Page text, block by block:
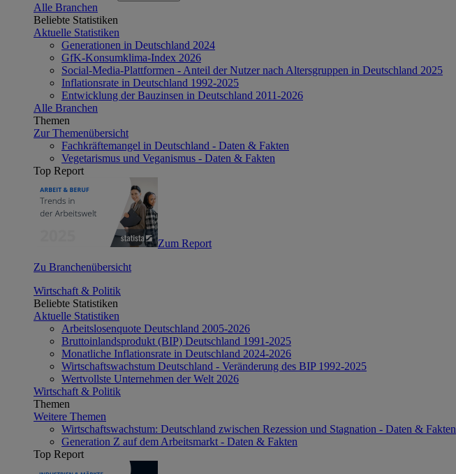
Alle Branchen
Beliebte Statistiken
Aktuelle Statistiken
Generationen in Deutschland 2024
GfK-Konsumklima-Index 2026
Social-Media-Plattformen - Anteil der Nutzer nach Altersgruppen in Deutschland 2025
Inflationsrate in Deutschland 1992-2025
Entwicklung der Bauzinsen in Deutschland 2011-2026
Alle Branchen
Themen
Zur Themenübersicht
Fachkräftemangel in Deutschland - Daten & Fakten
Vegetarismus und Veganismus - Daten & Fakten
Top Report
Zum Report
Zu Branchenübersicht
Wirtschaft & Politik
Beliebte Statistiken
Aktuelle Statistiken
Arbeitslosenquote Deutschland 2005-2026
Bruttoinlandsprodukt (BIP) Deutschland 1991-2025
Monatliche Inflationsrate in Deutschland 2024-2026
Wirtschaftswachstum Deutschland - Veränderung des BIP 1992-2025
Wertvollste Unternehmen der Welt 2026
Wirtschaft & Politik
Themen
Weitere Themen
Wirtschaftswachstum: Deutschland zwischen Rezession und Stagnation - Daten & Fakten
Generation Z auf dem Arbeitsmarkt - Daten & Fakten
Top Report